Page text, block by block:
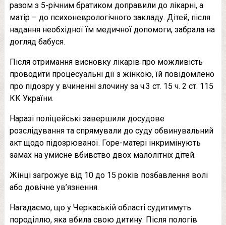
разом з 5-річним братиком доправили до лікарні, а
матір – до психоневрологічного закладу. Дітей, після
надання необхідної їм медичної допомоги, забрала на
догляд бабуся.
Після отримання висновку лікарів про можливість
проводити процесуальні дії з жінкою, їй повідомлено
про підозру у вчиненні злочину за ч.3 ст. 15 ч. 2 ст. 115
КК України.
Наразі поліцейські завершили досудове
розслідування та спрямували до суду обвинувальний
акт щодо підозрюваної. Горе-матері інкримінують
замах на умисне вбивство двох малолітніх дітей.
Жінці загрожує від 10 до 15 років позбавлення волі
або довічне ув’язнення.
Нагадаємо, що у Черкаській області судитимуть
породіллю, яка вбила свою дитину. Після пологів